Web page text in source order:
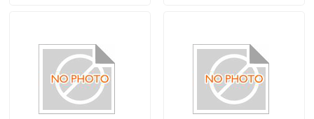
Продукция
Ролики
герметизации
решения для
герметизации